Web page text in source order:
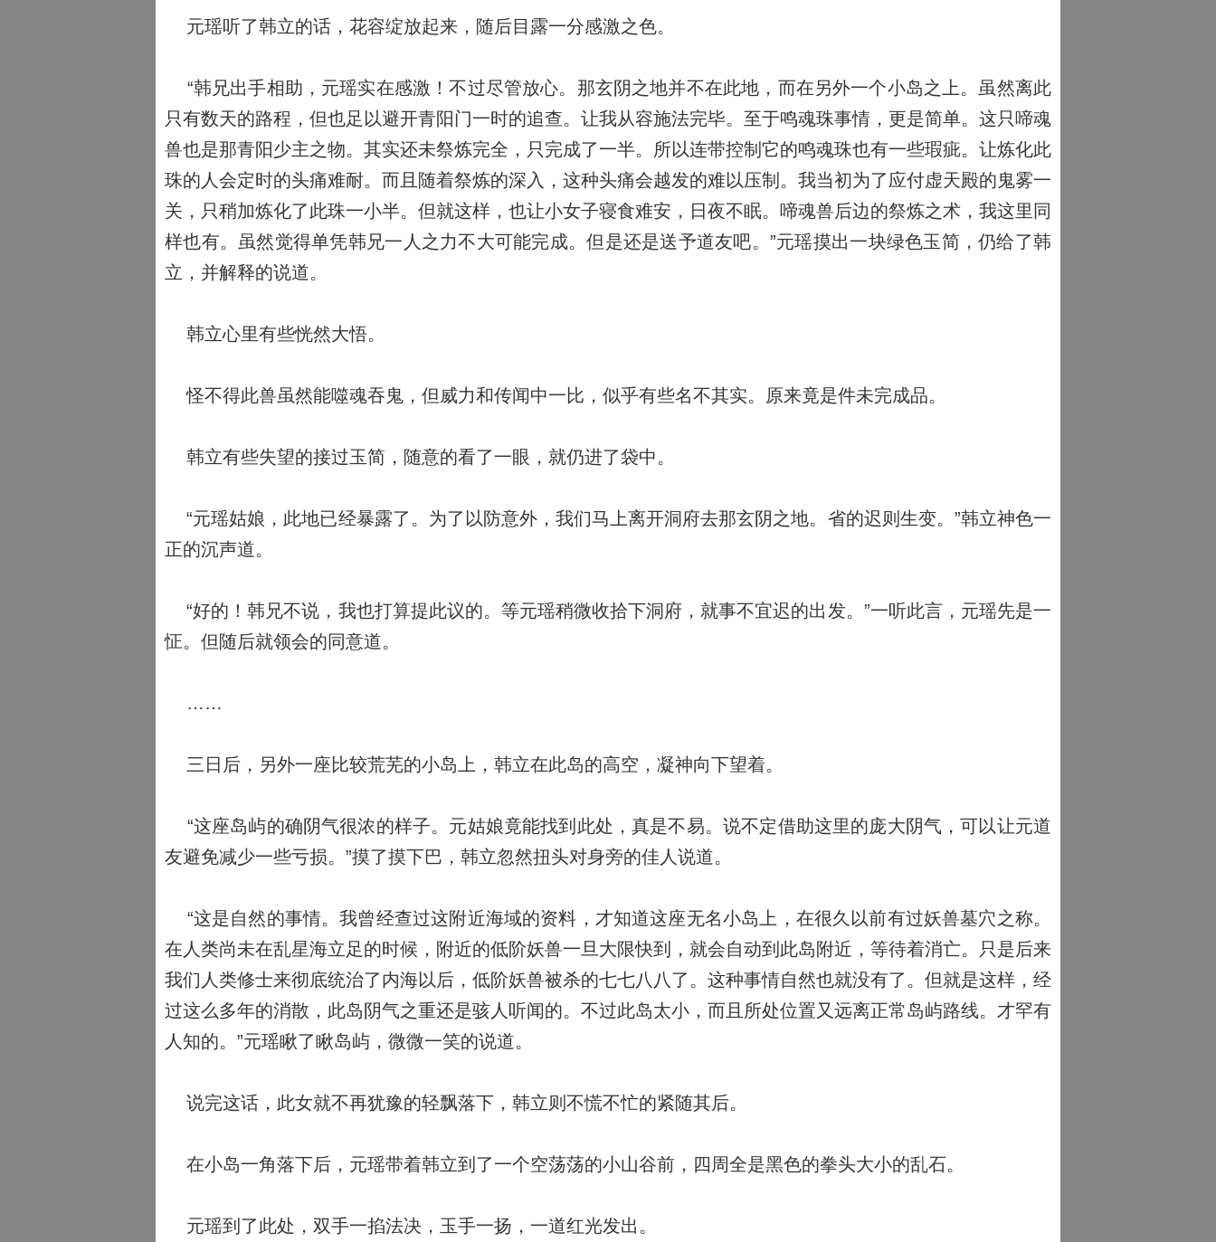
元瑶听了韩立的话，花容绽放起来，随后目露一分感激之色。
“韩兄出手相助，元瑶实在感激！不过尽管放心。那玄阴之地并不在此地，而在另外一个小岛之上。虽然离此
只有数天的路程，但也足以避开青阳门一时的追查。让我从容施法完毕。至于鸣魂珠事情，更是简单。这只啼魂
兽也是那青阳少主之物。其实还未祭炼完全，只完成了一半。所以连带控制它的鸣魂珠也有一些瑕疵。让炼化此
珠的人会定时的头痛难耐。而且随着祭炼的深入，这种头痛会越发的难以压制。我当初为了应付虚天殿的鬼雾一
关，只稍加炼化了此珠一小半。但就这样，也让小女子寝食难安，日夜不眠。啼魂兽后边的祭炼之术，我这里同
样也有。虽然觉得单凭韩兄一人之力不大可能完成。但是还是送予道友吧。”元瑶摸出一块绿色玉简，仍给了韩
立，并解释的说道。
韩立心里有些恍然大悟。
怪不得此兽虽然能噬魂吞鬼，但威力和传闻中一比，似乎有些名不其实。原来竟是件未完成品。
韩立有些失望的接过玉简，随意的看了一眼，就仍进了袋中。
“元瑶姑娘，此地已经暴露了。为了以防意外，我们马上离开洞府去那玄阴之地。省的迟则生变。”韩立神色一
正的沉声道。
“好的！韩兄不说，我也打算提此议的。等元瑶稍微收拾下洞府，就事不宜迟的出发。”一听此言，元瑶先是一
怔。但随后就领会的同意道。
……
三日后，另外一座比较荒芜的小岛上，韩立在此岛的高空，凝神向下望着。
“这座岛屿的确阴气很浓的样子。元姑娘竟能找到此处，真是不易。说不定借助这里的庞大阴气，可以让元道
友避免减少一些亏损。”摸了摸下巴，韩立忽然扭头对身旁的佳人说道。
“这是自然的事情。我曾经查过这附近海域的资料，才知道这座无名小岛上，在很久以前有过妖兽墓穴之称。
在人类尚未在乱星海立足的时候，附近的低阶妖兽一旦大限快到，就会自动到此岛附近，等待着消亡。只是后来
我们人类修士来彻底统治了内海以后，低阶妖兽被杀的七七八八了。这种事情自然也就没有了。但就是这样，经
过这么多年的消散，此岛阴气之重还是骇人听闻的。不过此岛太小，而且所处位置又远离正常岛屿路线。才罕有
人知的。”元瑶瞅了瞅岛屿，微微一笑的说道。
说完这话，此女就不再犹豫的轻飘落下，韩立则不慌不忙的紧随其后。
在小岛一角落下后，元瑶带着韩立到了一个空荡荡的小山谷前，四周全是黑色的拳头大小的乱石。
元瑶到了此处，双手一掐法决，玉手一扬，一道红光发出。